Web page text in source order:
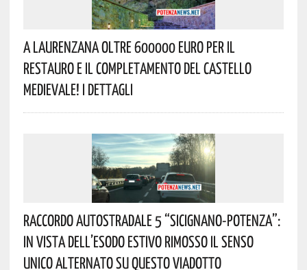
A Laurenzana Oltre 600000 Euro Per Il
Restauro E Il Completamento Del Castello
Medievale! I Dettagli
Raccordo Autostradale 5 “Sicignano-Potenza”:
In Vista Dell’esodo Estivo Rimosso Il Senso
Unico Alternato Su Questo Viadotto